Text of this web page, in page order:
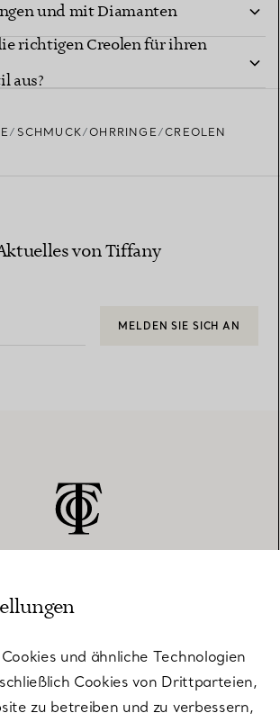
und mit Diamanten
richtigen Creolen für ihren
aus?
SCHMUCK OHRRINGE CREOLEN
von Tiffany
MELDEN SIE SICH AN
und ähnliche Technologien
Cookies von Drittparteien,
zu betreiben und zu verbessern,